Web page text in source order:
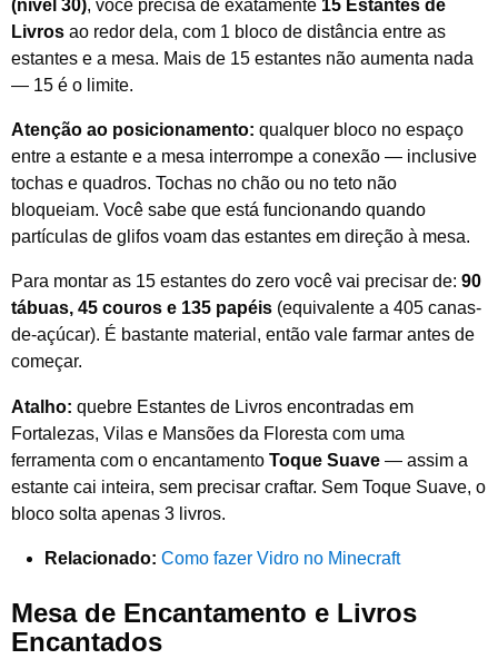
(nível 30), você precisa de exatamente 15 Estantes de
Livros ao redor dela, com 1 bloco de distância entre as
estantes e a mesa. Mais de 15 estantes não aumenta nada
— 15 é o limite.
Atenção ao posicionamento: qualquer bloco no espaço
entre a estante e a mesa interrompe a conexão — inclusive
tochas e quadros. Tochas no chão ou no teto não
bloqueiam. Você sabe que está funcionando quando
partículas de glifos voam das estantes em direção à mesa.
Para montar as 15 estantes do zero você vai precisar de: 90
tábuas, 45 couros e 135 papéis (equivalente a 405 canas-
de-açúcar). É bastante material, então vale farmar antes de
começar.
Atalho: quebre Estantes de Livros encontradas em
Fortalezas, Vilas e Mansões da Floresta com uma
ferramenta com o encantamento Toque Suave — assim a
estante cai inteira, sem precisar craftar. Sem Toque Suave, o
bloco solta apenas 3 livros.
Relacionado: Como fazer Vidro no Minecraft
Mesa de Encantamento e Livros
Encantados